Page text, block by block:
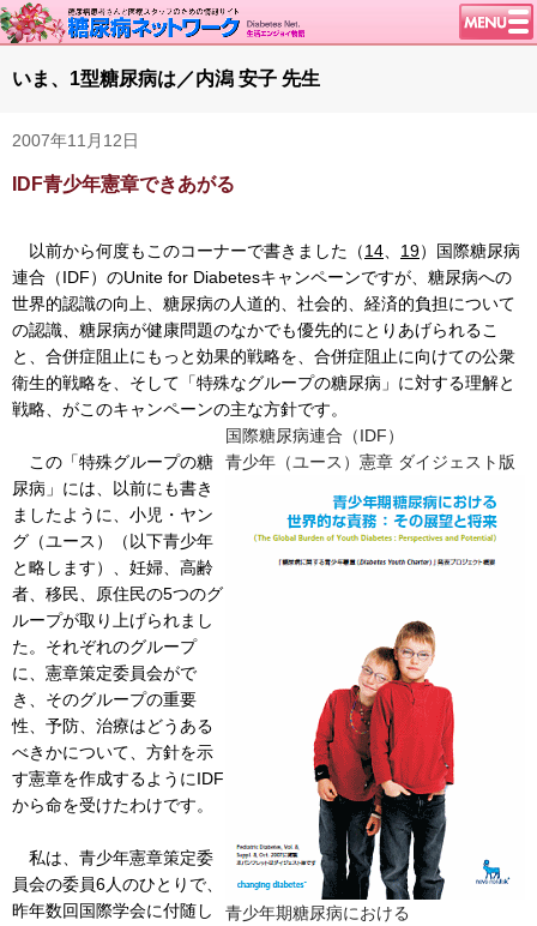
トップページ
学会・イベント
談話室BBS
特集・連載
腎臓の健康道
インスリンポンプ
血糖トレンド
グリコアルブミン
特集・連載 一覧へ
1型ライフ
いま、1型糖尿病は／内潟 安子 先生
2007年11月12日
IDF青少年憲章できあがる
以前から何度もこのコーナーで書きました（14 19）国際糖尿病
連合（IDF）のUnite for Diabetesキャンペーンですが、糖尿病への
世界的認識の向上、糖尿病の人道的、社会的、経済的負担について
の認識、糖尿病が健康問題のなかでも優先的にとりあげられるこ
と、合併症阻止にもっと効果的戦略を、合併症阻止に向けての公衆
衛生的戦略を、そして「特殊なグループの糖尿病」に対する理解と
戦略、がこのキャンペーンの主な方針です。
国際糖尿病連合（IDF）
青少年（ユース）憲章 ダイジェスト版
青少年期糖尿病における
この「特殊グループの糖
尿病」には、以前にも書き
ましたように、小児・ヤン
グ（ユース）（以下青少年
と略します）、妊婦、高齢
者、移民、原住民の5つのグ
ループが取り上げられまし
た。それぞれのグループ
に、憲章策定委員会がで
き、そのグループの重要
性、予防、治療はどうある
べきかについて、方針を示
す憲章を作成するようにIDF
から命を受けたわけです。
私は、青少年憲章策定委
員会の委員6人のひとりで、
昨年数回国際学会に付随し